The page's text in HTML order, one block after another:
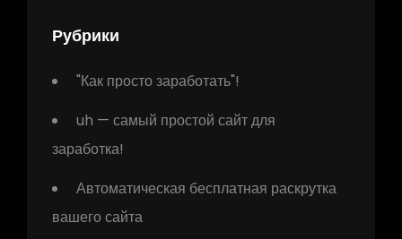
Рубрики
"Как просто заработать"!
uh — самый простой сайт для
заработка!
Автоматическая бесплатная раскрутка
вашего сайта